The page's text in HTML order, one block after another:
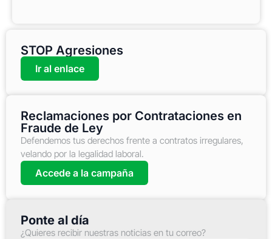
STOP Agresiones
Ir al enlace
Reclamaciones por Contrataciones en
Fraude de Ley
Defendemos tus derechos frente a contratos irregulares,
velando por la legalidad laboral.
Accede a la campaña
Ponte al día
¿Quieres recibir nuestras noticias en tu correo?